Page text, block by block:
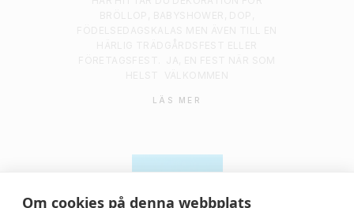
LÄS MER
Om cookies på denna webbplats